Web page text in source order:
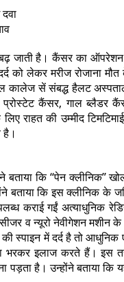
जाती है। कैंसर का ऑपरेशन
को लेकर मरीज रोजाना
कालेज सें संबद्ध हैलट
कैंसर, गाल ब्लैडर
राहत की उम्मीद
है।
कि “पेन क्लीनिक”
बताया कि इस क्लीनिक के
कराई गईं अत्याधुनिक
व न्यूरो नेवीगेशन
स्पाइन में दर्द है तो
भरकर इलाज करते हैं। इस
पड़ता है। उन्होंने बताया